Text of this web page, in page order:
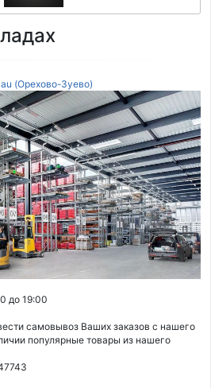
(Орехово-Зуево)
до 19:00
самовывоз Ваших заказов с нашего
популярные товары из нашего